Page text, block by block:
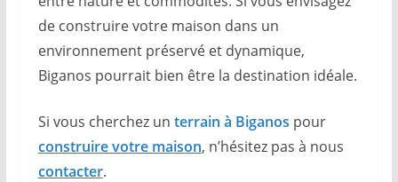
de construire votre maison dans un
environnement préservé et dynamique,
Biganos pourrait bien être la destination idéale.
Si vous cherchez un terrain à Biganos pour
construire votre maison, n’hésitez pas à nous
contacter.